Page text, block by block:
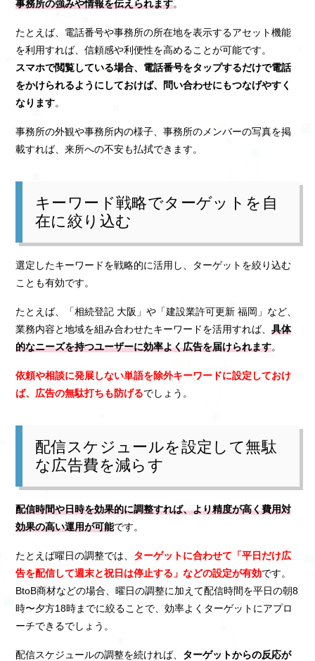
事務所の強みや情報を伝えられます。
たとえば、電話番号や事務所の所在地を表示するアセット機能
を利用すれば、信頼感や利便性を高めることが可能です。
スマホで閲覧している場合、電話番号をタップするだけで電話
をかけられるようにしておけば、問い合わせにもつなげやすく
なります。
事務所の外観や事務所内の様子、事務所のメンバーの写真を掲
載すれば、来所への不安も払拭できます。
キーワード戦略でターゲットを自
在に絞り込む
選定したキーワードを戦略的に活用し、ターゲットを絞り込む
ことも有効です。
たとえば、「相続登記 大阪」や「建設業許可更新 福岡」など、
業務内容と地域を組み合わせたキーワードを活用すれば、具体
的なニーズを持つユーザーに効率よく広告を届けられます。
依頼や相談に発展しない単語を除外キーワードに設定しておけ
ば、広告の無駄打ちも防げるでしょう。
配信スケジュールを設定して無駄
な広告費を減らす
配信時間や日時を効果的に調整すれば、より精度が高く費用対
効果の高い運用が可能です。
たとえば曜日の調整では、 ターゲットに合わせて「平日だけ広
告を配信して週末と祝日は停止する」などの設定が有効です。
BtoB商材などの場合、曜日の調整に加えて配信時間を平日の朝8
時〜夕方18時までに絞ることで、効率よくターゲットにアプロ
ーチできるでしょう。
配信スケジュールの調整を続ければ、 ターゲットからの反応が